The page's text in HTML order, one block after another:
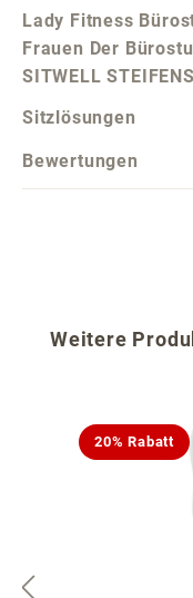
Lady Fitness
Frauen Der
SITWELL
Sitzlösungen
Bewertungen
Produktgalerie
Weitere
20% Rabatt